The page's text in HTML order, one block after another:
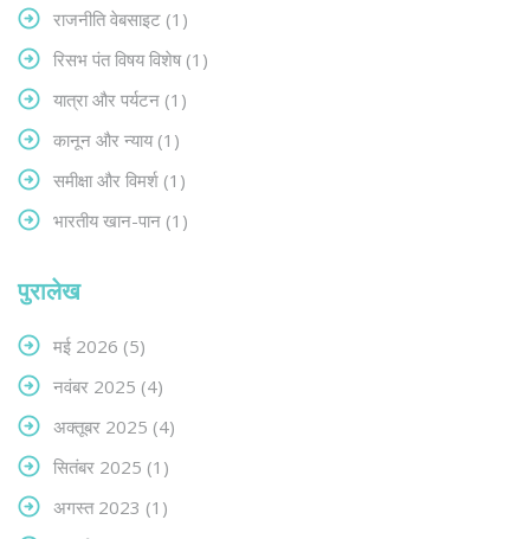
राजनीति वेबसाइट (1)
रिसभ पंत विषय विशेष (1)
यात्रा और पर्यटन (1)
कानून और न्याय (1)
समीक्षा और विमर्श (1)
भारतीय खान-पान (1)
पुरालेख
मई 2026 (5)
नवंबर 2025 (4)
अक्तूबर 2025 (4)
सितंबर 2025 (1)
अगस्त 2023 (1)